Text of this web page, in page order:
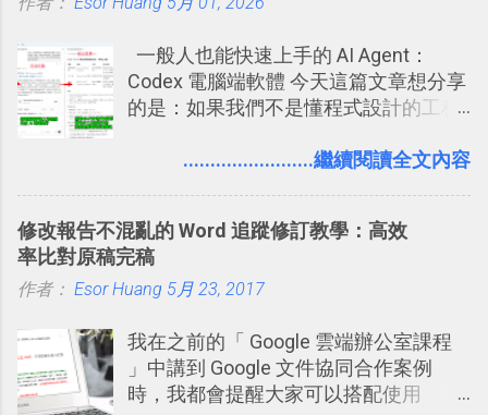
學： Evernote 新增類似 Google 文件的
「免帳號登入」多人同步編輯功能
一般人也能快速上手的 AI Agent：
Codex 電腦端軟體 今天這篇文章想分享
的是：如果我們不是懂程式設計的工程
（ChatGPT） 的 Codex 工具？ 如何用
打造一個更自動化的電腦工作流程。
........................繼續閱讀全文內容
修改報告不混亂的 Word 追蹤修訂教學：高效
率比對原稿完稿
作者： Esor Huang 5月 23, 2017
我在之前的「 Google 雲端辦公室課程
」中講到 Google 文件協同合作案例
時，我都會提醒大家可以搭配使用